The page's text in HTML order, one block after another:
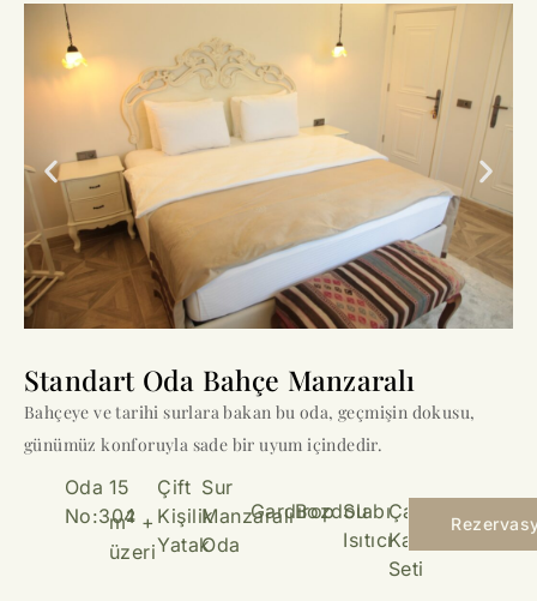
Standart Oda Bahçe Manzaralı
Bahçeye ve tarihi surlara bakan bu oda, geçmişin dokusu,
günümüz konforuyla sade bir uyum içindedir.
Oda
No:304
15
m2 +
üzeri
Çift
Kişilik
Yatak
Sur
Manzaralı
Oda
GardıropBozdolabı
Su
Isıtıcı
Çay &
Kahve
Seti